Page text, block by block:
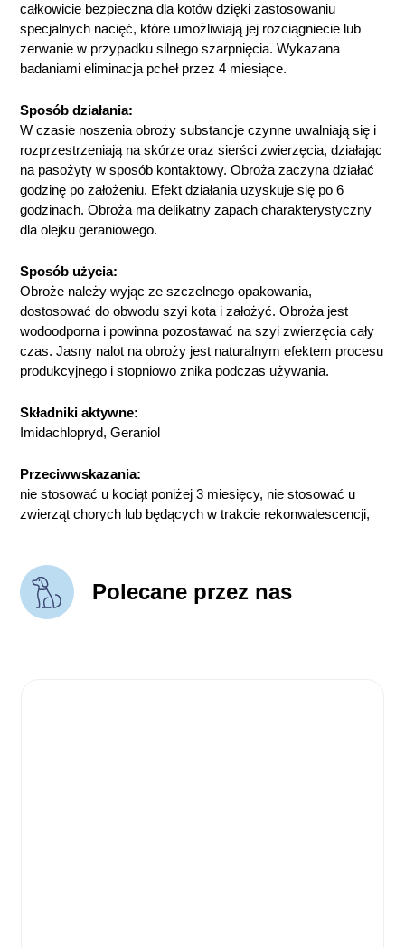
całkowicie bezpieczna dla kotów dzięki zastosowaniu
specjalnych nacięć, które umożliwiają jej rozciągniecie lub
zerwanie w przypadku silnego szarpnięcia. Wykazana
badaniami eliminacja pcheł przez 4 miesiące.
Sposób działania:
W czasie noszenia obroży substancje czynne uwalniają się i
rozprzestrzeniają na skórze oraz sierści zwierzęcia, działając
na pasożyty w sposób kontaktowy. Obroża zaczyna działać
godzinę po założeniu. Efekt działania uzyskuje się po 6
godzinach. Obroża ma delikatny zapach charakterystyczny
dla olejku geraniowego.
Sposób użycia:
Obroże należy wyjąc ze szczelnego opakowania,
dostosować do obwodu szyi kota i założyć. Obroża jest
wodoodporna i powinna pozostawać na szyi zwierzęcia cały
czas. Jasny nalot na obroży jest naturalnym efektem procesu
produkcyjnego i stopniowo znika podczas używania.
Składniki aktywne:
Imidachlopryd, Geraniol
Przeciwwskazania:
nie stosować u kociąt poniżej 3 miesięcy, nie stosować u
zwierząt chorych lub będących w trakcie rekonwalescencji,
Polecane przez nas